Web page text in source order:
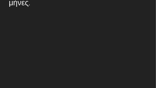
μήνες.